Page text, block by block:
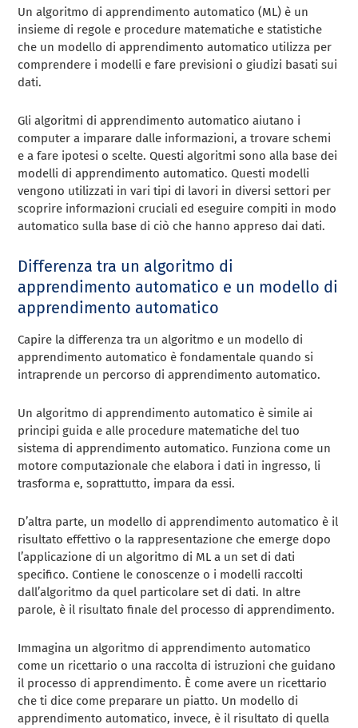
Un algoritmo di apprendimento automatico (ML) è un
insieme di regole e procedure matematiche e statistiche
che un modello di apprendimento automatico utilizza per
comprendere i modelli e fare previsioni o giudizi basati sui
dati.
Gli algoritmi di apprendimento automatico aiutano i
computer a imparare dalle informazioni, a trovare schemi
e a fare ipotesi o scelte. Questi algoritmi sono alla base dei
modelli di apprendimento automatico. Questi modelli
vengono utilizzati in vari tipi di lavori in diversi settori per
scoprire informazioni cruciali ed eseguire compiti in modo
automatico sulla base di ciò che hanno appreso dai dati.
Differenza tra un algoritmo di
apprendimento automatico e un modello di
apprendimento automatico
Capire la differenza tra un algoritmo e un modello di
apprendimento automatico è fondamentale quando si
intraprende un percorso di apprendimento automatico.
Un algoritmo di apprendimento automatico è simile ai
principi guida e alle procedure matematiche del tuo
sistema di apprendimento automatico. Funziona come un
motore computazionale che elabora i dati in ingresso, li
trasforma e, soprattutto, impara da essi.
D’altra parte, un modello di apprendimento automatico è il
risultato effettivo o la rappresentazione che emerge dopo
l’applicazione di un algoritmo di ML a un set di dati
specifico. Contiene le conoscenze o i modelli raccolti
dall’algoritmo da quel particolare set di dati. In altre
parole, è il risultato finale del processo di apprendimento.
Immagina un algoritmo di apprendimento automatico
come un ricettario o una raccolta di istruzioni che guidano
il processo di apprendimento. È come avere un ricettario
che ti dice come preparare un piatto. Un modello di
apprendimento automatico, invece, è il risultato di quella